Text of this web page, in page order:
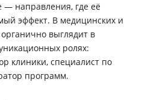
— направления, где её
эффект. В медицинских и
выглядит в
ролях:
клиники, специалист по
программ.